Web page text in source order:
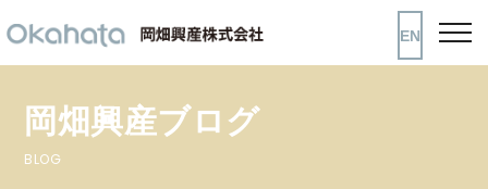
EN
岡畑興産ブログ
BLOG